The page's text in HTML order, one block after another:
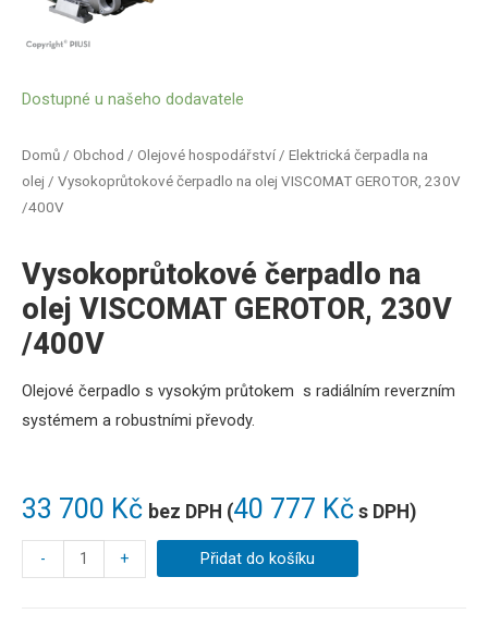
Domů / Obchod / Olejové hospodářství / Elektrická čerpadla na
olej / Vysokoprůtokové čerpadlo na olej VISCOMAT GEROTOR, 230V
/400V
Vysokoprůtokové čerpadlo na
olej VISCOMAT GEROTOR, 230V
/400V
33 700 Kč bez DPH (40 777 Kč s DPH)
Olejové čerpadlo s vysokým průtokem s radiálním reverzním
systémem a robustními převody.
Dostupné u našeho dodavatele
- + Přidat do košíku